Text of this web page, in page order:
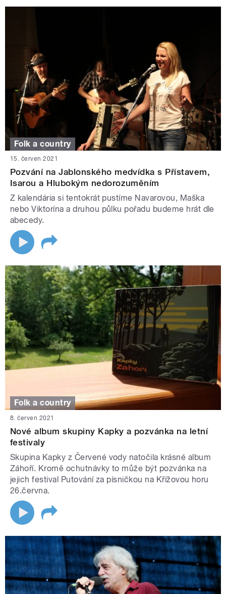
Folk a country
15. červen 2021
Pozvání na Jablonského medvídka s Přístavem,
Isarou a Hlubokým nedorozuměním
Z kalendária si tentokrát pustíme Navarovou, Maška
nebo Viktorína a druhou půlku pořadu budeme hrát dle
abecedy.
Folk a country
8. červen 2021
Nové album skupiny Kapky a pozvánka na letní
festivaly
Skupina Kapky z Červené vody natočila krásné album
Záhoří. Kromě ochutnávky to může být pozvánka na
jejich festival Putování za písničkou na Křížovou horu
26.června.